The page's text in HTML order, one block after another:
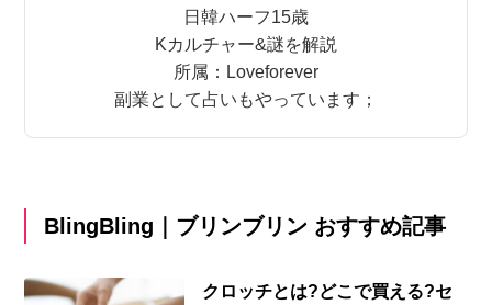
日韓ハーフ15歳
Kカルチャー&謎を解説
所属：Loveforever
副業として占いもやっています；
BlingBling｜ブリンブリン おすすめ記事
クロッチとは?どこで買える?セ